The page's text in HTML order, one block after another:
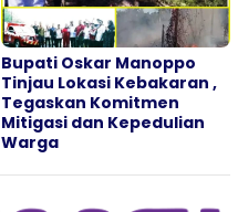
Bupati Oskar Manoppo
Tinjau Lokasi Kebakaran ,
Tegaskan Komitmen
Mitigasi dan Kepedulian
Warga